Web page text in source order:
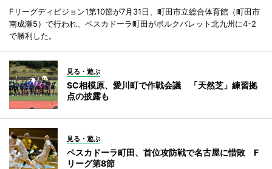
Fリーグディビジョン1第10節が7月31日、町田市立総合体育館（町田市
南成瀬5）で行われ、ペスカドーラ町田がボルクバレット北九州に4-2
で勝利した。
見る・遊ぶ
SC相模原、愛川町で作戦会議 「天然芝」練習拠
点の披露も
見る・遊ぶ
ペスカドーラ町田、首位攻防戦で名古屋に惜敗 F
リーグ第8節